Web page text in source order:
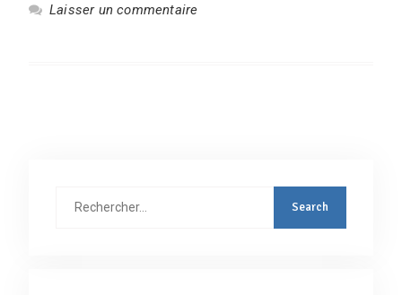
Laisser un commentaire